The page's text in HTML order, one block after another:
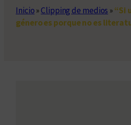
Inicio»Clipping de medios »“Si
género es porque no es